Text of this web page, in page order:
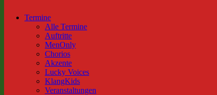
Termine
Alle Termine
Auftritte
MenOnly
Chorios
Akzente
Lucky Voices
KlangKids
Veranstaltungen